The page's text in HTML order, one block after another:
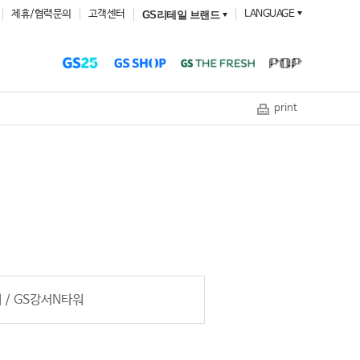
제휴/협력문의 고객센터 GS리테일 브랜드 LANGUAGE
print
/ GS강서N타워